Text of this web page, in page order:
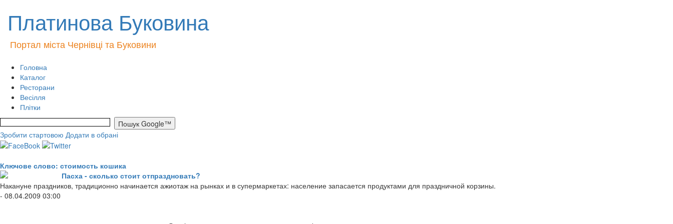
Платинова Буковина
Портал міста Чернівці та Буковини
Головна
Каталог
Ресторани
Весілля
Плітки
Зробити стартовою Додати в обрані
Ключове слово: стоимость кошика
Пасха - сколько стоит отпраздновать?
Накануне праздников, традиционно начинается ажиотаж на рынках и в супермаркетах: население запасается продуктами для праздничной корзины.
- 08.04.2009 03:00